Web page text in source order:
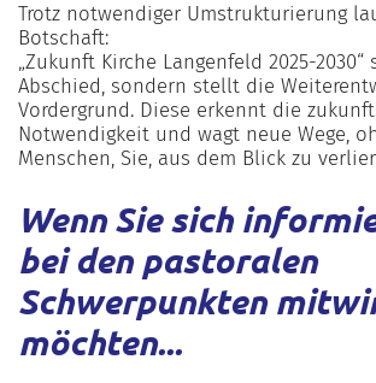
Trotz notwendiger Umstrukturierung
Botschaft:
„Zukunft Kirche Langenfeld 2025-
Abschied, sondern stellt die
Vordergrund. Diese erkennt die
Notwendigkeit und wagt neue Wege,
Menschen, Sie, aus dem Blick zu
Wenn Sie sich
bei den pastoralen
Schwerpunkten
möchten...